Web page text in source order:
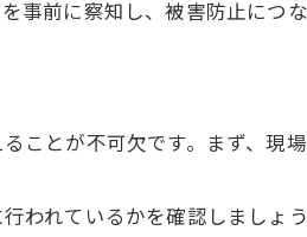
えやすい地名の注意点
実践知識
き行政連絡の基本手順
スを防ぐチェック方法
前に察知し、被害防止につ
ことが不可欠です。まず、現
れているかを確認しましょ